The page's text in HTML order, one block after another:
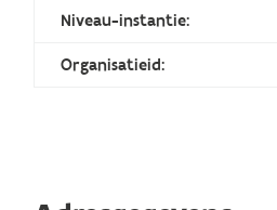
Niveau-instantie:
Organisatieid: